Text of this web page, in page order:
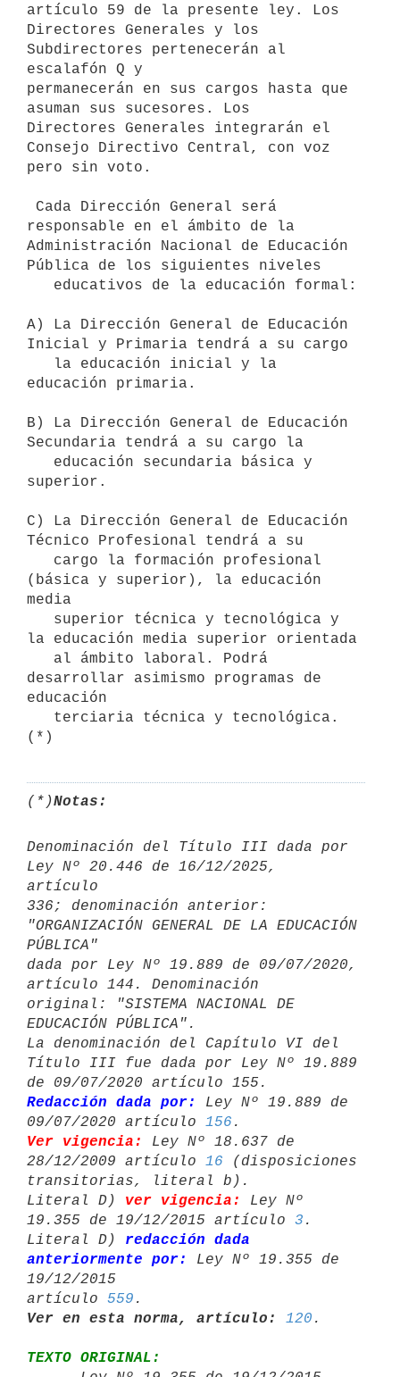
artículo 59 de la presente ley. Los
Directores Generales y los
Subdirectores pertenecerán al
escalafón Q y
permanecerán en sus cargos hasta que
asuman sus sucesores. Los
Directores Generales integrarán el
Consejo Directivo Central, con voz
pero sin voto.
responsable en el ámbito de la
Administración Nacional de Educación
Pública de los siguientes niveles
A) La Dirección General de Educación
Inicial y Primaria tendrá a su cargo
educación primaria.
B) La Dirección General de Educación
Secundaria tendrá a su cargo la
superior.
C) La Dirección General de Educación
Técnico Profesional tendrá a su
(básica y superior), la educación
media
la educación media superior orientada
desarrollar asimismo programas de
educación
(*)Notas:
Denominación del Título III dada por
Ley Nº 20.446 de 16/12/2025,
artículo
336; denominación anterior:
"ORGANIZACIÓN GENERAL DE LA EDUCACIÓN
PÚBLICA"
dada por Ley Nº 19.889 de 09/07/2020,
artículo 144. Denominación
original: "SISTEMA NACIONAL DE
EDUCACIÓN PÚBLICA".
La denominación del Capítulo VI del
Título III fue dada por Ley Nº 19.889
Redacción dada por:
Ley Nº 19.889 de
09/07/2020 artículo 156
Ver vigencia:
Ley Nº 18.637 de
28/12/2009 artículo 16 (disposiciones
transitorias, literal b).
Literal D) ver vigencia:
Ley Nº
19.355 de 19/12/2015 artículo 3 .
Literal D) redacción dada
anteriormente por:
Ley Nº 19.355 de
19/12/2015
artículo 559
Ver en esta norma, artículo:
120
TEXTO ORIGINAL: